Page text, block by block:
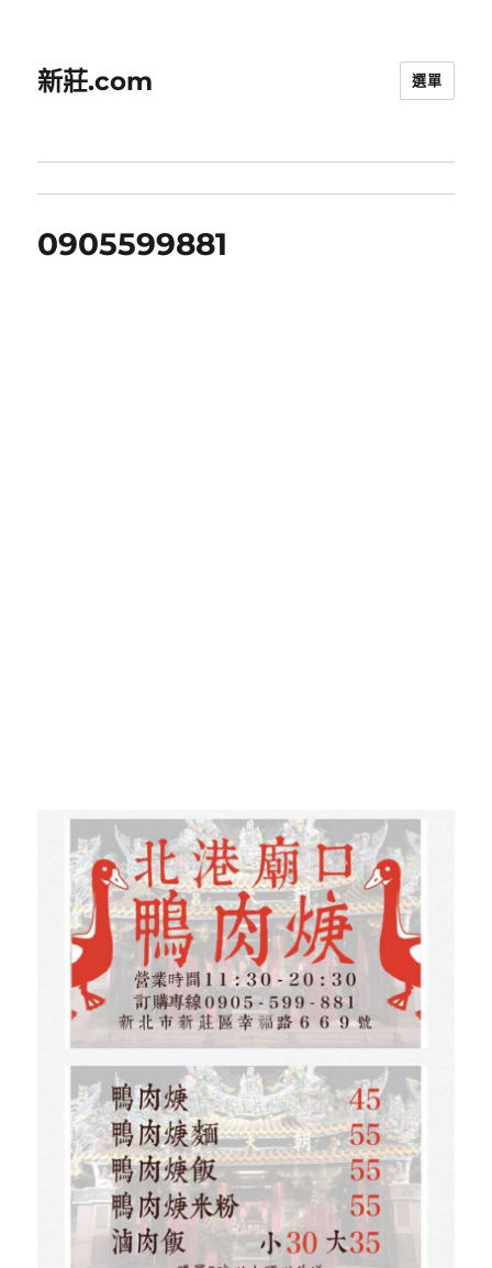
新莊.com 選單
0905599881